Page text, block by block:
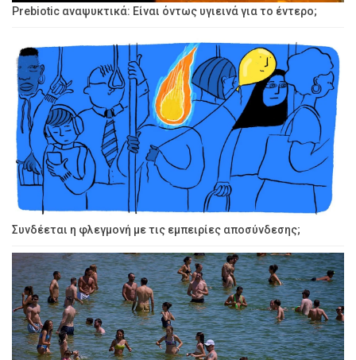
Prebiotic αναψυκτικά: Είναι όντως υγιεινά για το έντερο;
Συνδέεται η φλεγμονή με τις εμπειρίες αποσύνδεσης;